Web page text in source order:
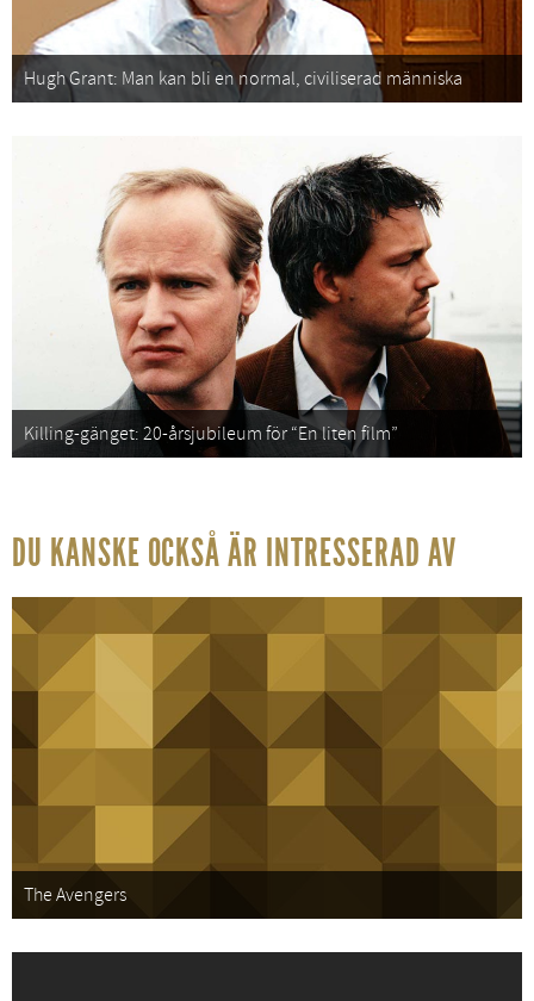
Hugh Grant: Man kan bli en normal, civiliserad människa
Killing-gänget: 20-årsjubileum för “En liten film”
DU KANSKE OCKSÅ ÄR INTRESSERAD AV
The Avengers